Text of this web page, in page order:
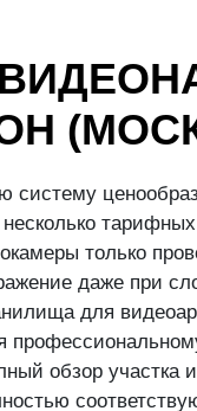
систему
только
даже при
для
обзор участка